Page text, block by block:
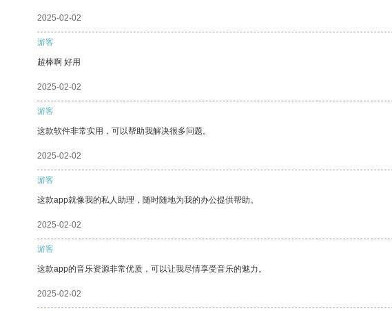
2025-02-02
游客
超棒啊 好用
2025-02-02
游客
这款软件非常实用，可以帮助我解决很多问题。
2025-02-02
游客
这款app就像我的私人助理，随时随地为我的办公提供帮助。
2025-02-02
游客
这款app的音乐资源非常优质，可以让我尽情享受音乐的魅力。
2025-02-02